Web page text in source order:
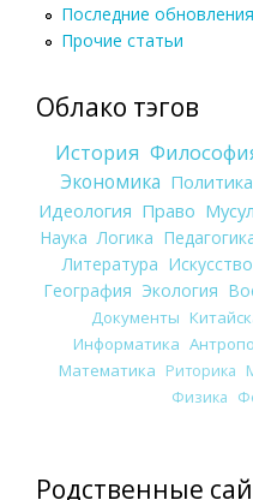
Последние обновления
Прочие статьи
Облако тэгов
История
Экономика Политика
Идеология Право
Наука Логика
Литература Искусство
География Экология
Документы
Информатика
Математика Риторика
Физика
Родственные